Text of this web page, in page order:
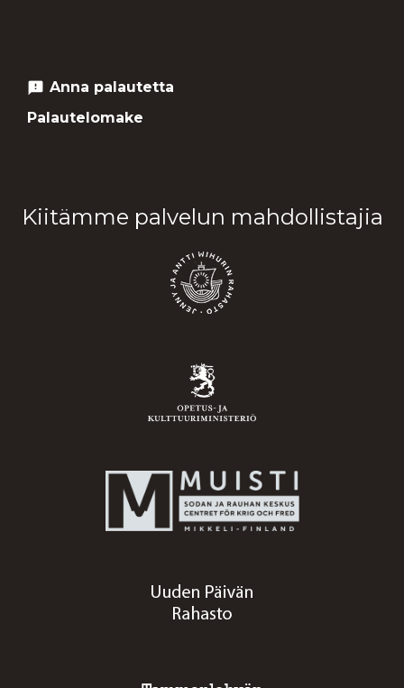
feedback Anna palautetta
Palautelomake
Kiitämme palvelun mahdollistajia